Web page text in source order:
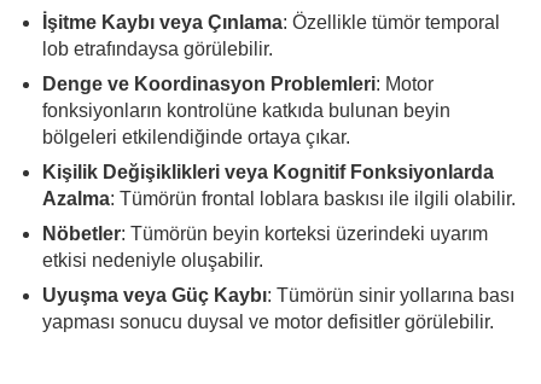
İşitme Kaybı veya Çınlama: Özellikle tümör temporal
lob etrafındaysa görülebilir.
Denge ve Koordinasyon Problemleri: Motor
fonksiyonların kontrolüne katkıda bulunan beyin
bölgeleri etkilendiğinde ortaya çıkar.
Kişilik Değişiklikleri veya Kognitif Fonksiyonlarda
Azalma: Tümörün frontal loblara baskısı ile ilgili olabilir.
Nöbetler: Tümörün beyin korteksi üzerindeki uyarım
etkisi nedeniyle oluşabilir.
Uyuşma veya Güç Kaybı: Tümörün sinir yollarına bası
yapması sonucu duysal ve motor defisitler görülebilir.